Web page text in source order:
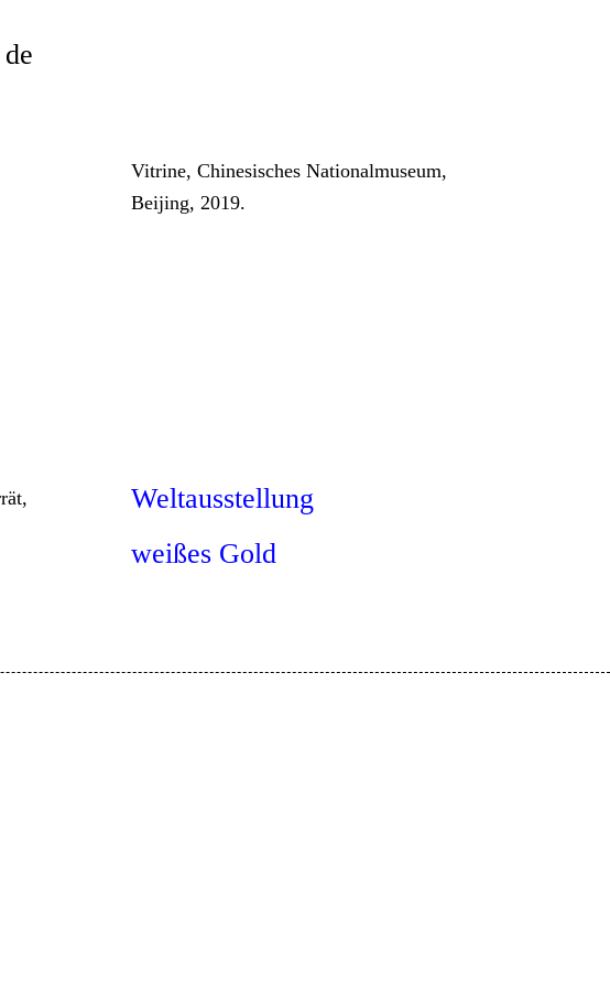
de
Vitrine, Chinesisches Nationalmuseum,
Beijing, 2019.
Weltausstellung
weißes Gold